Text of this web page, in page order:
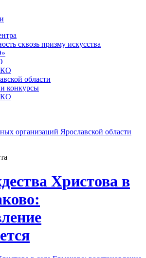
сквозь призму искусства
области
конкурсы
организаций Ярославской области
Христова в